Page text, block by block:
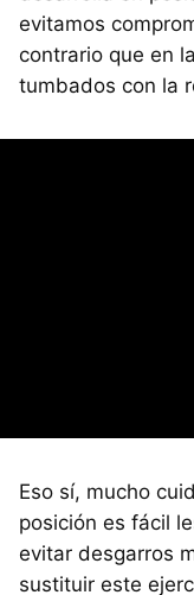
evitamos
contrario que en
tumbados con la
Eso sí, mucho
posición es fácil
evitar desgarros
sustituir este